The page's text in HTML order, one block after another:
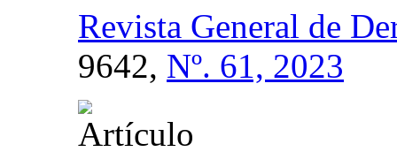
Revista General de
9642, Nº. 61, 2023